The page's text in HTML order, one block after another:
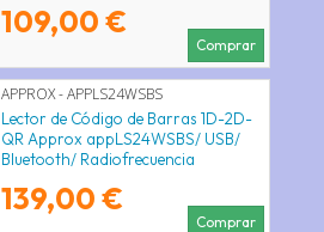
109,00 €
Comprar
APPROX - APPLS24WSBS
Lector de Código de Barras 1D-2D-
QR Approx appLS24WSBS/ USB/
Bluetooth/ Radiofrecuencia
139,00 €
Comprar